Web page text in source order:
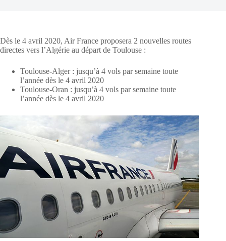
Dès le 4 avril 2020, Air France proposera 2 nouvelles routes
directes vers l’Algérie au départ de Toulouse :
Toulouse-Alger : jusqu’à 4 vols par semaine toute
l’année dès le 4 avril 2020
Toulouse-Oran : jusqu’à 4 vols par semaine toute
l’année dès le 4 avril 2020